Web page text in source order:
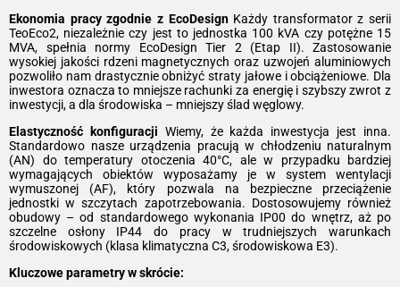
Ekonomia pracy zgodnie z EcoDesignKażdy transformator z serii
TeoEco2, niezależnie czy jest to jednostka 100 kVA czy potężne 15
MVA, spełnia normy EcoDesign Tier 2 (Etap II). Zastosowanie
wysokiej jakości rdzeni magnetycznych oraz uzwojeń aluminiowych
pozwoliło nam drastycznie obniżyć straty jałowe i obciążeniowe. Dla
inwestora oznacza to mniejsze rachunki za energię i szybszy zwrot z
inwestycji, a dla środowiska – mniejszy ślad węglowy.
Elastyczność konfiguracji Wiemy, że każda inwestycja jest inna.
Standardowo nasze urządzenia pracują w chłodzeniu naturalnym
(AN) do temperatury otoczenia 40°C, ale w przypadku bardziej
wymagających obiektów wyposażamy je w system wentylacji
wymuszonej (AF), który pozwala na bezpieczne przeciążenie
jednostki w szczytach zapotrzebowania. Dostosowujemy również
obudowy – od standardowego wykonania IP00 do wnętrz, aż po
szczelne osłony IP44 do pracy w trudniejszych warunkach
środowiskowych (klasa klimatyczna C3, środowiskowa E3).
Kluczowe parametry w skrócie: